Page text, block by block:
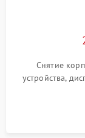
Снятие
устройства,
внутренних
Промывка